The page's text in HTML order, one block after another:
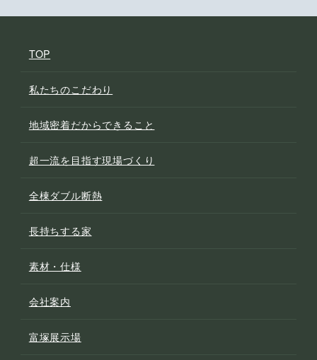
TOP
私たちのこだわり
地域密着だからできること
超一流を目指す現場づくり
全棟ダブル断熱
長持ちする家
素材・仕様
会社案内
富塚展示場